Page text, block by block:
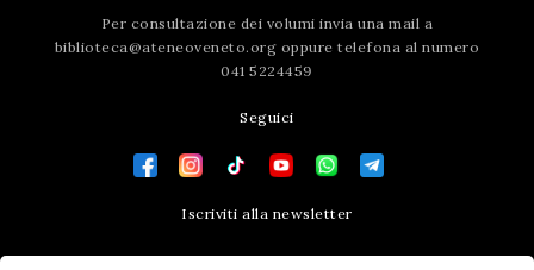
Per consultazione dei volumi invia una mail a
biblioteca@ateneoveneto.org oppure telefona al numero
041 5224459
Seguici
Iscriviti alla newsletter
Contatti